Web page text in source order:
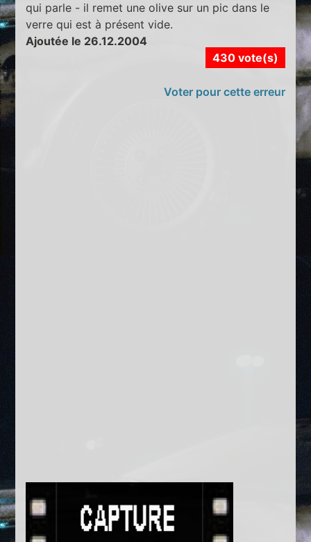
qui parle - il remet une olive sur un pic dans le
verre qui est à présent vide.
Ajoutée le 26.12.2004
430 vote(s)
Voter pour cette erreur